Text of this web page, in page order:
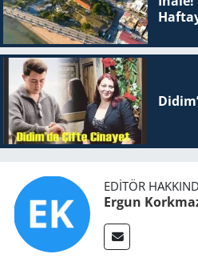
EDITÖR
Ergun